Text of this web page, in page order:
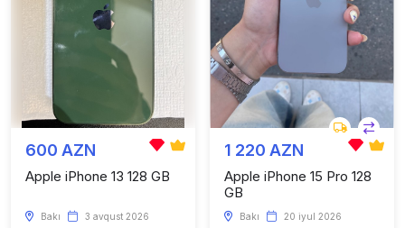
600 AZN
Apple iPhone 13 128 GB
Bakı 3 avqust 2026
1 220 AZN
Apple iPhone 15 Pro 128
GB
Bakı 20 iyul 2026